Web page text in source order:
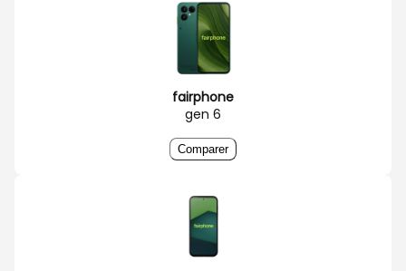
fairphone
gen 6
Comparer